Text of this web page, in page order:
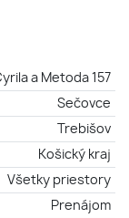
a Metoda 157
Sečovce
Trebišov
Košický kraj
Všetky priestory
Prenájom